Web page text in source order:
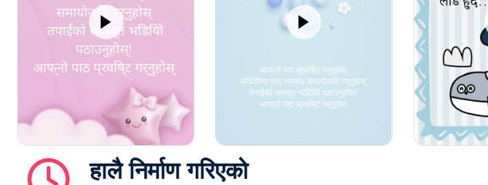
हालै निर्माण गरिएको